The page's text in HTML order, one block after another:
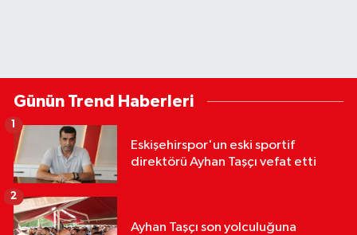
Günün Trend Haberleri
Eskişehirspor'un eski sportif
direktörü Ayhan Taşçı vefat etti
1
Ayhan Taşçı son yolculuğuna
2